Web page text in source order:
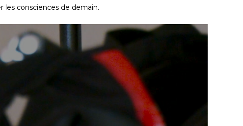
les consciences de demain.